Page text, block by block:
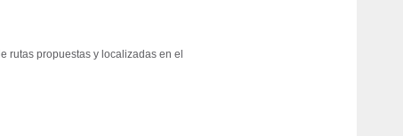
rutas propuestas y localizadas en el